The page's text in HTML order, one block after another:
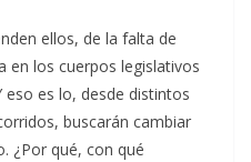
ellos, de la falta de
en los cuerpos legislativos
eso es lo, desde distintos
buscarán cambiar
¿Por qué, con qué